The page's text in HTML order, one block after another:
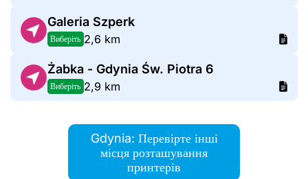
Galeria Szperk
Виберіть 2,6 km
Żabka - Gdynia Św. Piotra 6
Виберіть 2,9 km
Gdynia: Перевірте інші
місця розташування
принтерів